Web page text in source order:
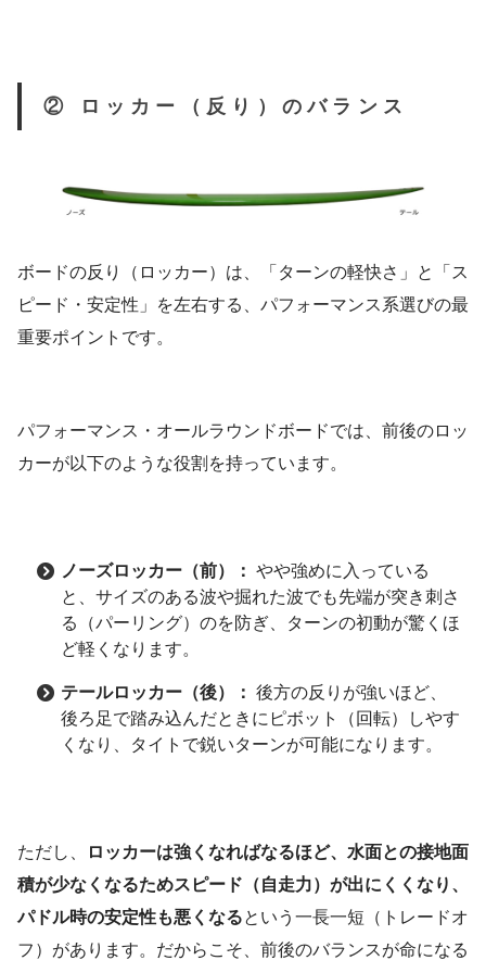
② ロッカー（反り）のバランス
ボードの反り（ロッカー）は、「ターンの軽快さ」と「ス
ピード・安定性」を左右する、パフォーマンス系選びの最
重要ポイントです。
パフォーマンス・オールラウンドボードでは、前後のロッ
カーが以下のような役割を持っています。
ノーズロッカー（前）： やや強めに入っている
と、サイズのある波や掘れた波でも先端が突き刺さ
る（パーリング）のを防ぎ、ターンの初動が驚くほ
ど軽くなります。
テールロッカー（後）： 後方の反りが強いほど、
後ろ足で踏み込んだときにピボット（回転）しやす
くなり、タイトで鋭いターンが可能になります。
ただし、
ロッカーは強くなればなるほど、水面との接地面
積が少なくなるためスピード（自走力）が出にくくなり、
パドル時の安定性も悪くなるという一長一短（トレードオ
フ）があります。だからこそ、前後のバランスが命になる